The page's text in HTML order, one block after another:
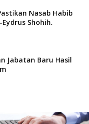
Nasab Habib
Shohih.
Jabatan Baru Hasil